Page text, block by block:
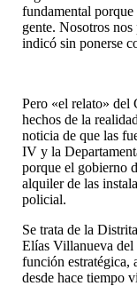
fundamental porque
gente. Nosotros
indicó sin ponerse
Pero «el relato» del
hechos de la
noticia de que las
IV y la
porque el gobierno
alquiler de las
policial.
Se trata de la
Elías Villanueva del
función estratégica,
desde hace tiempo